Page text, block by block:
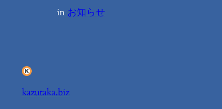
in お知らせ
kazutaka.biz